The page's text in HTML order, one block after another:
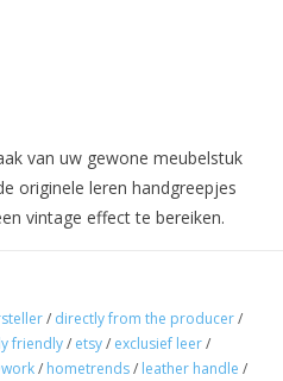
van uw gewone meubelstuk
originele leren handgreepjes
vintage effect te bereiken.
is: 5mm doorsnede x 30mm
de kop is om het leer niet te
worden.Hoe gaat u te
/ directly from the producer/
friendly/ etsy/ exclusief leer/
/ hometrends/ leather handle /